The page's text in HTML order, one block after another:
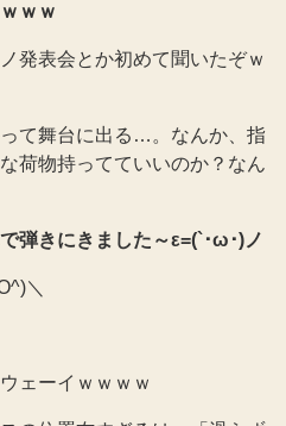
ｗｗ
発表会とか初めて聞いたぞｗ
て舞台に出る…。なんか、指
荷物持ってていいのか？なん
弾きにきました～ε=(`･ω･)ノ
＼
ェーイｗｗｗｗ